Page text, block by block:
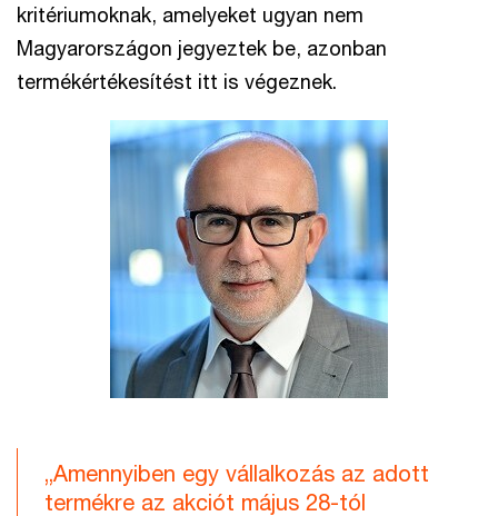
kritériumoknak, amelyeket ugyan nem
Magyarországon jegyeztek be, azonban
termékértékesítést itt is végeznek.
„Amennyiben egy vállalkozás az adott
termékre az akciót május 28-tól